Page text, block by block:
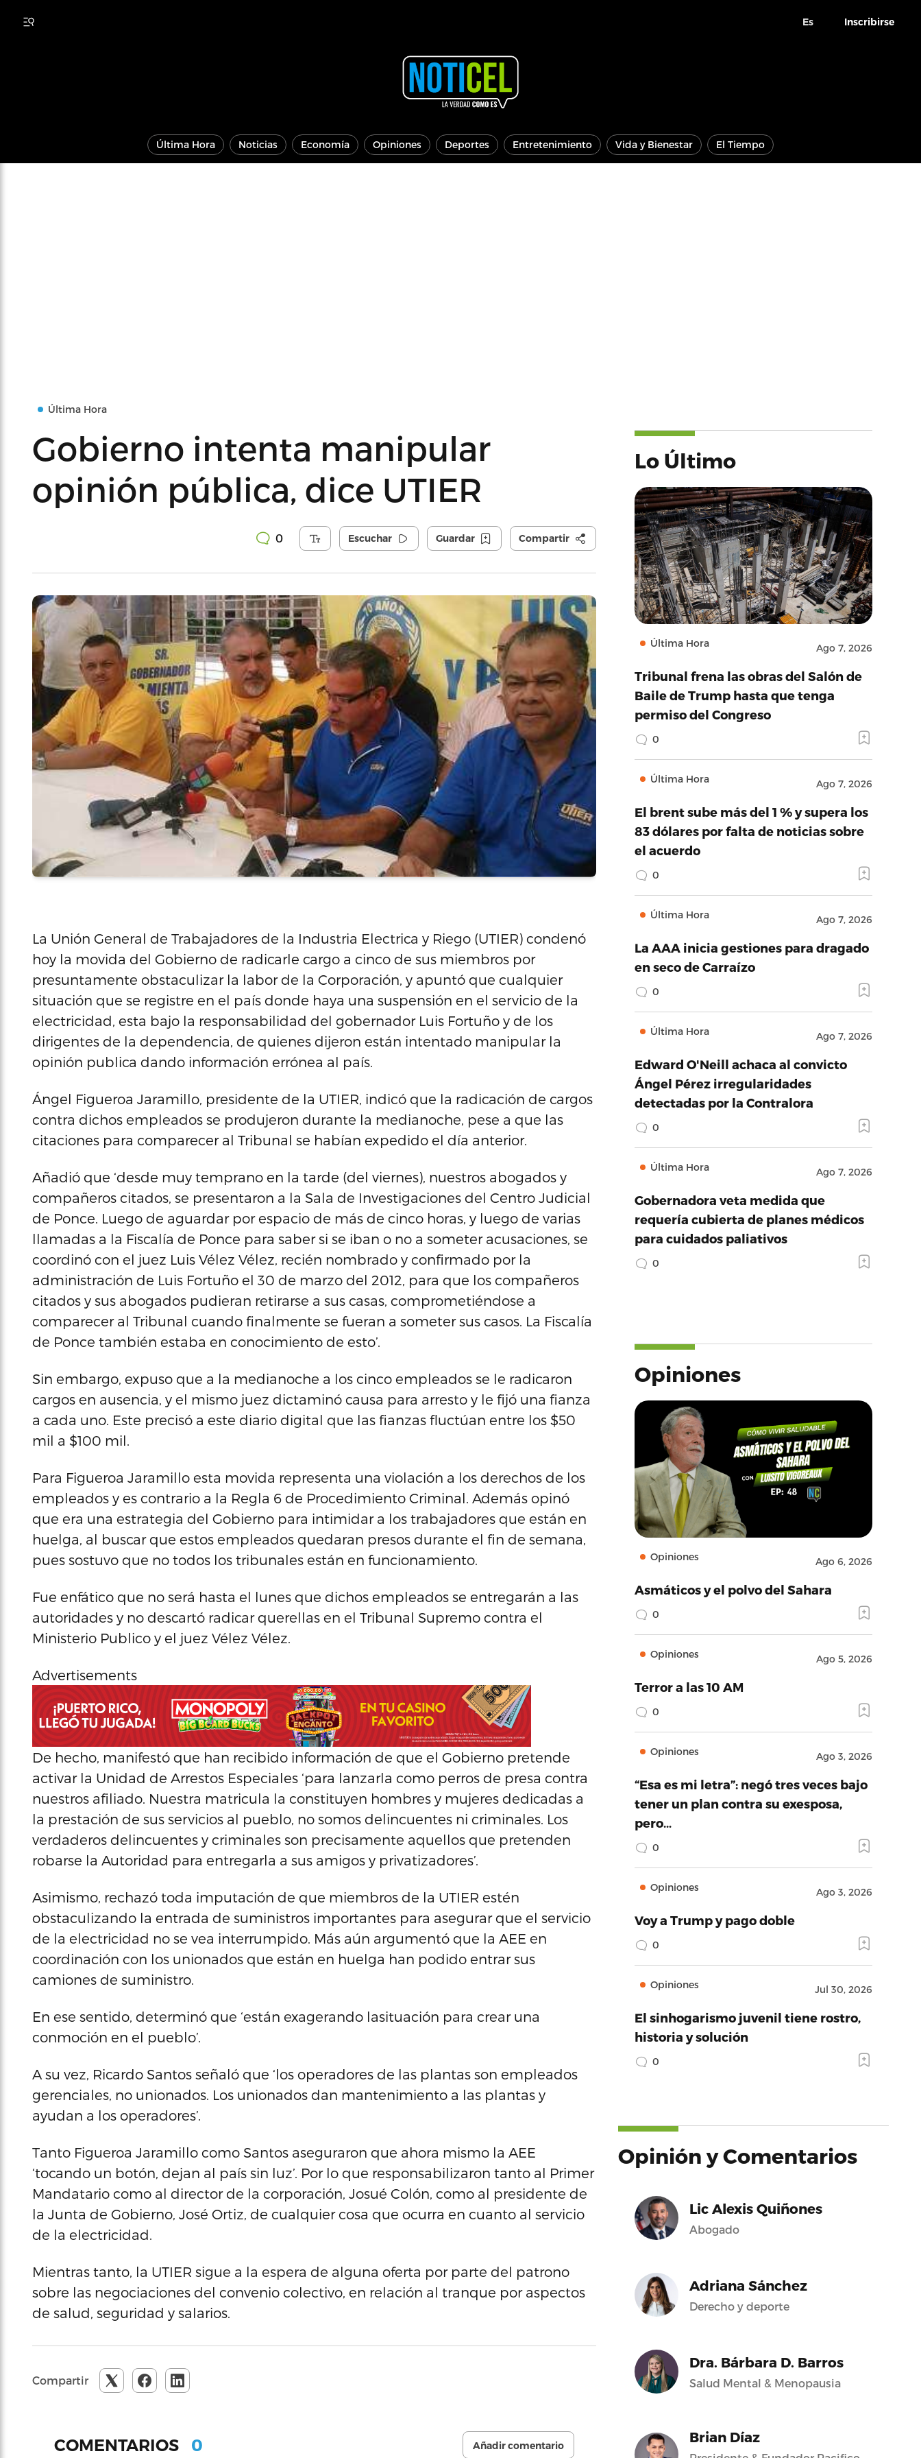
Es Inscribirse
Última Hora Noticias Economía Opiniones Deportes Entretenimiento Vida y Bienestar El Tiempo
Última Hora
Gobierno intenta manipular
opinión pública, dice UTIER
0 Escuchar Guardar Compartir
La Unión General de Trabajadores de la Industria Electrica y Riego (UTIER) condenó
hoy la movida del Gobierno de radicarle cargo a cinco de sus miembros por
presuntamente obstaculizar la labor de la Corporación, y apuntó que cualquier
situación que se registre en el país donde haya una suspensión en el servicio de la
electricidad, esta bajo la responsabilidad del gobernador Luis Fortuño y de los
dirigentes de la dependencia, de quienes dijeron están intentado manipular la
opinión publica dando información errónea al país.
Ángel Figueroa Jaramillo, presidente de la UTIER, indicó que la radicación de cargos
contra dichos empleados se produjeron durante la medianoche, pese a que las
citaciones para comparecer al Tribunal se habían expedido el día anterior.
Añadió que ‘desde muy temprano en la tarde (del viernes), nuestros abogados y
compañeros citados, se presentaron a la Sala de Investigaciones del Centro Judicial
de Ponce. Luego de aguardar por espacio de más de cinco horas, y luego de varias
llamadas a la Fiscalía de Ponce para saber si se iban o no a someter acusaciones, se
coordinó con el juez Luis Vélez Vélez, recién nombrado y confirmado por la
administración de Luis Fortuño el 30 de marzo del 2012, para que los compañeros
citados y sus abogados pudieran retirarse a sus casas, comprometiéndose a
comparecer al Tribunal cuando finalmente se fueran a someter sus casos. La Fiscalía
de Ponce también estaba en conocimiento de esto’.
Sin embargo, expuso que a la medianoche a los cinco empleados se le radicaron
cargos en ausencia, y el mismo juez dictaminó causa para arresto y le fijó una fianza
a cada uno. Este precisó a este diario digital que las fianzas fluctúan entre los $50
mil a $100 mil.
Para Figueroa Jaramillo esta movida representa una violación a los derechos de los
empleados y es contrario a la Regla 6 de Procedimiento Criminal. Además opinó
que era una estrategia del Gobierno para intimidar a los trabajadores que están en
huelga, al buscar que estos empleados quedaran presos durante el fin de semana,
pues sostuvo que no todos los tribunales están en funcionamiento.
Fue enfático que no será hasta el lunes que dichos empleados se entregarán a las
autoridades y no descartó radicar querellas en el Tribunal Supremo contra el
Ministerio Publico y el juez Vélez Vélez.
Advertisements
De hecho, manifestó que han recibido información de que el Gobierno pretende
activar la Unidad de Arrestos Especiales ‘para lanzarla como perros de presa contra
nuestros afiliado. Nuestra matricula la constituyen hombres y mujeres dedicadas a
la prestación de sus servicios al pueblo, no somos delincuentes ni criminales. Los
verdaderos delincuentes y criminales son precisamente aquellos que pretenden
robarse la Autoridad para entregarla a sus amigos y privatizadores’.
Asimismo, rechazó toda imputación de que miembros de la UTIER estén
obstaculizando la entrada de suministros importantes para asegurar que el servicio
de la electricidad no se vea interrumpido. Más aún argumentó que la AEE en
coordinación con los unionados que están en huelga han podido entrar sus
camiones de suministro.
En ese sentido, determinó que ‘están exagerando lasituación para crear una
conmoción en el pueblo’.
A su vez, Ricardo Santos señaló que ‘los operadores de las plantas son empleados
gerenciales, no unionados. Los unionados dan mantenimiento a las plantas y
ayudan a los operadores’.
Tanto Figueroa Jaramillo como Santos aseguraron que ahora mismo la AEE
‘tocando un botón, dejan al país sin luz’. Por lo que responsabilizaron tanto al Primer
Mandatario como al director de la corporación, Josué Colón, como al presidente de
la Junta de Gobierno, José Ortiz, de cualquier cosa que ocurra en cuanto al servicio
de la electricidad.
Mientras tanto, la UTIER sigue a la espera de alguna oferta por parte del patrono
sobre las negociaciones del convenio colectivo, en relación al tranque por aspectos
de salud, seguridad y salarios.
Compartir
COMENTARIOS 0 Añadir comentario
Lo Último
Última Hora Ago 7, 2026
Tribunal frena las obras del Salón de
Baile de Trump hasta que tenga
permiso del Congreso
0
Última Hora Ago 7, 2026
El brent sube más del 1 % y supera los
83 dólares por falta de noticias sobre
el acuerdo
0
Última Hora Ago 7, 2026
La AAA inicia gestiones para dragado
en seco de Carraízo
0
Última Hora Ago 7, 2026
Edward O'Neill achaca al convicto
Ángel Pérez irregularidades
detectadas por la Contralora
0
Última Hora Ago 7, 2026
Gobernadora veta medida que
requería cubierta de planes médicos
para cuidados paliativos
0
Opiniones
Opiniones Ago 6, 2026
Asmáticos y el polvo del Sahara
0
Opiniones Ago 5, 2026
Terror a las 10 AM
0
Opiniones Ago 3, 2026
“Esa es mi letra”: negó tres veces bajo
tener un plan contra su exesposa,
pero…
0
Opiniones Ago 3, 2026
Voy a Trump y pago doble
0
Opiniones Jul 30, 2026
El sinhogarismo juvenil tiene rostro,
historia y solución
0
Opinión y Comentarios
Lic Alexis Quiñones
Abogado
Adriana Sánchez
Derecho y deporte
Dra. Bárbara D. Barros
Salud Mental & Menopausia
Brian Díaz